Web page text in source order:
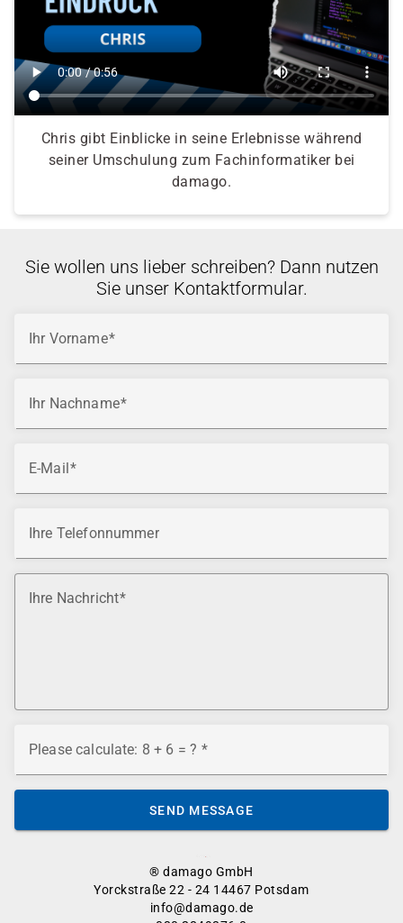
Chris gibt Einblicke in seine Erlebnisse während
seiner Umschulung zum Fachinformatiker bei
damago.
® damago GmbH
Yorckstraße 22 - 24 14467 Potsdam
info@damago.de
Sie wollen uns lieber schreiben? Dann nutzen
Sie unser Kontaktformular.
Ihr Vorname
Ihr Nachname
E-Mail
Ihre Telefonnummer
Ihre Nachricht
Please calculate: 8 + 6 = ?
SEND MESSAGE